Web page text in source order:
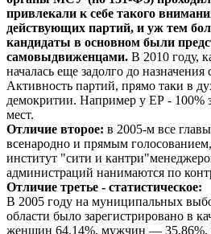
привлекали к себе такого
действующих партий, и уж тем
кандидаты в основном были
самовыдвиженцами. В 2010 году,
началась еще задолго до
Активность партий, прямо таки в
демокритии. Например у ЕР - 100%
мест.
Отличие второе: в 2005-м все
всенародно и прямым
институт "сити и
администраций нанимаются по
Отличие третье - статистическое:
В 2005 году на муниципальных
области было зарегистрировано в
женщин 64,14%, мужчин —